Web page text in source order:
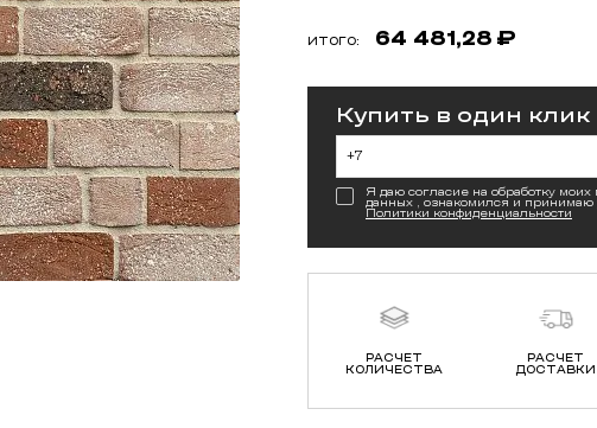
ИТОГО: 64 481,28 ₽
Купить в один клик
Я даю согласие на обработку
данных , ознакомился и принимаю
Политики конфиденциальности
РАСЧЕТ
КОЛИЧЕСТВА
РАСЧЕТ
ДОСТАВКИ